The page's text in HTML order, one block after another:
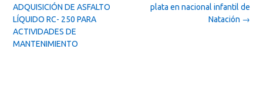
navigation
plata en nacional infantil de
Natación →
ADQUISICIÓN DE ASFALTO
LÍQUIDO RC- 250 PARA
ACTIVIDADES DE
MANTENIMIENTO